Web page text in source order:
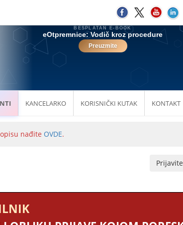
KANCELARKO KORISNIČKI KUTAK KONTAKT
nađite OVDE.